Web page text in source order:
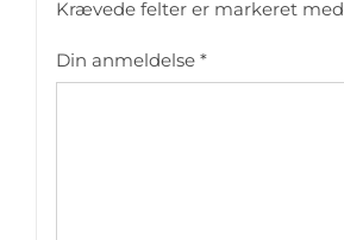
Krævede felter er markeret med
Din anmeldelse *